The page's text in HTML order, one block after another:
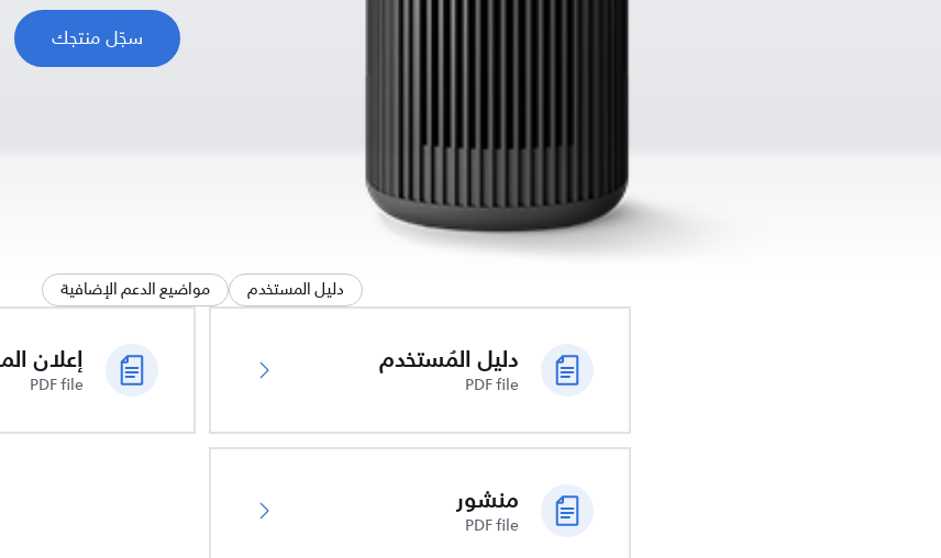
سجّل منتجك
دليل المستخدم مواضيع الدعم الإضافية
دليل المُستخدم
PDF file
PDF file
منشور
PDF file